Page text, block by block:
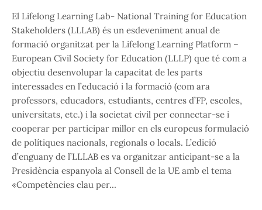
El Lifelong Learning Lab- National Training for Education
Stakeholders (LLLAB) és un esdeveniment anual de
formació organitzat per la Lifelong Learning Platform –
European Civil Society for Education (LLLP) que té com a
objectiu desenvolupar la capacitat de les parts
interessades en l’educació i la formació (com ara
professors, educadors, estudiants, centres d’FP, escoles,
universitats, etc.) i la societat civil per connectar-se i
cooperar per participar millor en els europeus formulació
de polítiques nacionals, regionals o locals. L’edició
d’enguany de l’LLLAB es va organitzar anticipant-se a la
Presidència espanyola al Consell de la UE amb el tema
«Competències clau per…